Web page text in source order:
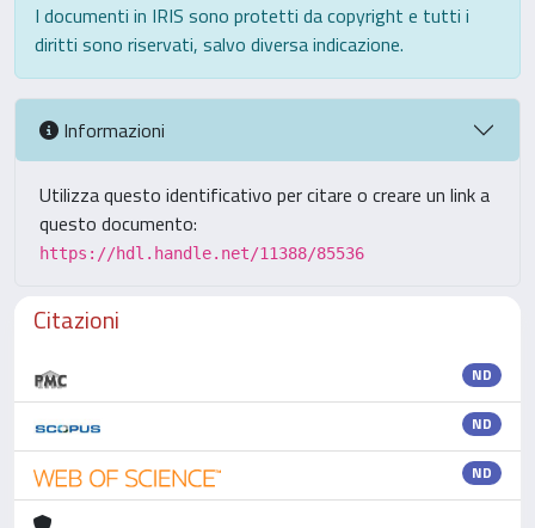
I documenti in IRIS sono protetti da copyright e tutti i
diritti sono riservati, salvo diversa indicazione.
Informazioni
Utilizza questo identificativo per citare o creare un link a
questo documento:
https://hdl.handle.net/11388/85536
Citazioni
ND
ND
ND